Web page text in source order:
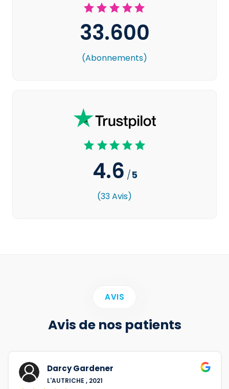
33.600
(Abonnements)
4.6 /5
(33 Avis)
AVIS
Avis de nos patients
Darcy Gardener
L'AUTRICHE , 2021